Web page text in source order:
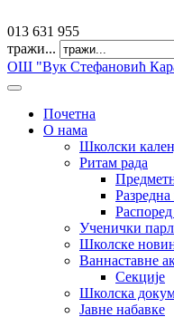
013 631 955
тражи...
ОШ "Вук Стефановић
Почетна
О нама
Школски
Ритам рада
Разредна
Ученички
Школске
Ваннаставне
Секције
Школска
Јавне набавке